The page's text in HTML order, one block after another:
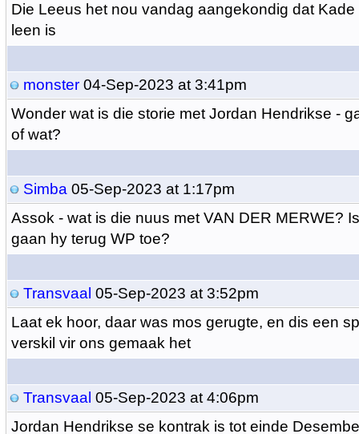
Die Leeus het nou vandag aangekondig dat
leen is
monster04-Sep-2023 at 3:41pm
Wonder wat is die storie met Jordan Hendrikse -
of wat?
Simba 05-Sep-2023 at 1:17pm
Assok - wat is die nuus met VAN DER MERWE?
gaan hy terug WP toe?
Transvaal 05-Sep-2023 at 3:52pm
Laat ek hoor, daar was mos gerugte, en dis een
verskil vir ons gemaak het
Transvaal 05-Sep-2023 at 4:06pm
Jordan Hendrikse se kontrak is tot einde